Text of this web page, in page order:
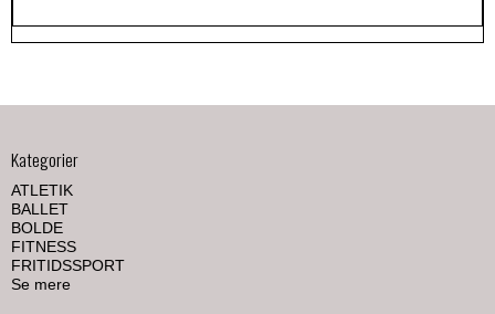
Kategorier
ATLETIK
BALLET
BOLDE
FITNESS
FRITIDSSPORT
Se mere